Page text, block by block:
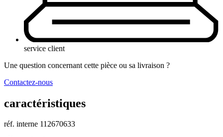
service client
Une question concernant cette pièce ou sa livraison ?
Contactez-nous
caractéristiques
réf. interne 112670633